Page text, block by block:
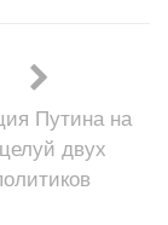
Путина на
двух